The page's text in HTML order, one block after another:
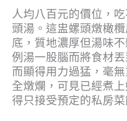
人均八百元的價位，
頭湯。這盅螺頭燉橄
底，質地濃厚但湯味
例湯一股腦而將食材
而顯得用力過猛，毫
全燉爛，可見已經煮
得只接受預定的私房菜